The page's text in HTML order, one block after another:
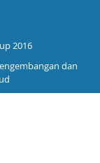
2016
dan